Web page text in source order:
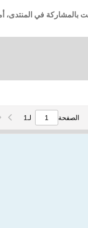
بالمشاركة في المنتدى،
الصفحة لـ1